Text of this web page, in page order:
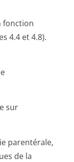
fonction
4.4 et 4.8).
sur
parentérale,
de la